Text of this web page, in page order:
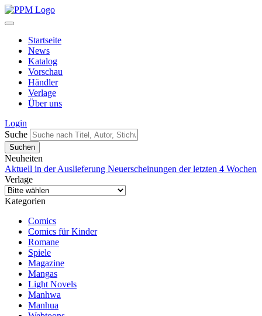
Startseite
News
Katalog
Vorschau
Händler
Verlage
Über uns
Login
Suche
Neuheiten
Aktuell in der Auslieferung Neuerscheinungen der letzten 4 Wochen
Verlage
Kategorien
Comics
Comics für Kinder
Romane
Spiele
Magazine
Mangas
Light Novels
Manhwa
Manhua